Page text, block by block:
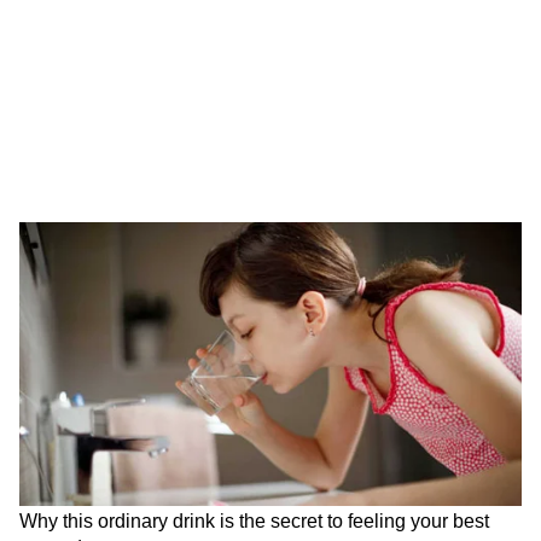
DOWNLOAD APP
सरकारी नौकरियों की नोटिफिकेशन, परीक्षा तिथियां,
एडमिट कार्ड, रिज़ल्ट और कट-ऑफ अपडेट्स पाएं। करियर
टिप्स, स्किल डेवलपमेंट और एग्ज़ाम गाइडेंस के लिए
Career News in Hindi
और सरकारी भर्ती से जुड़े
ताज़ा अपडेट्स के लिए
Sarkari Naukri
सेक्शन देखें —
नौकरी और करियर जानकारी भरोसेमंद तरीके से यहीं।